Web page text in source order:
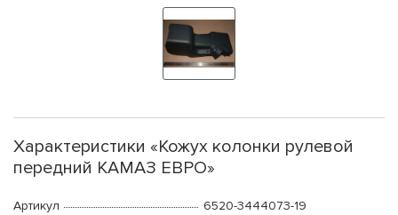
Характеристики «Кожух колонки рулевой
передний КАМАЗ ЕВРО»
Артикул
6520-3444073-19